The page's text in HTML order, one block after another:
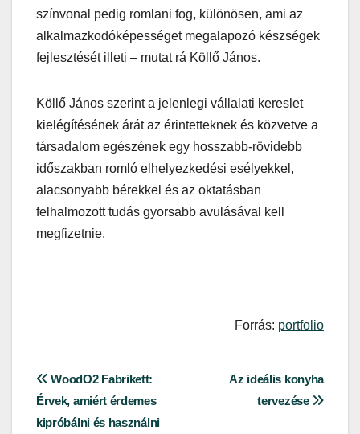
színvonal pedig romlani fog, különösen, ami az
alkalmazkodóképességet megalapozó készségek
fejlesztését illeti – mutat rá Köllő János.
Köllő János szerint a jelenlegi vállalati kereslet
kielégítésének árát az érintetteknek és közvetve a
társadalom egészének egy hosszabb-rövidebb
időszakban romló elhelyezkedési esélyekkel,
alacsonyabb bérekkel és az oktatásban
felhalmozott tudás gyorsabb avulásával kell
megfizetnie.
Forrás: portfolio
Bejegyzés
navigáció
Az ideális konyha
tervezése
WoodO2 Fabrikett:
Érvek, amiért érdemes
kipróbálni és használni